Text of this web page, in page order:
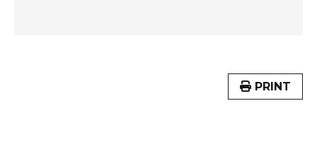
PRINT